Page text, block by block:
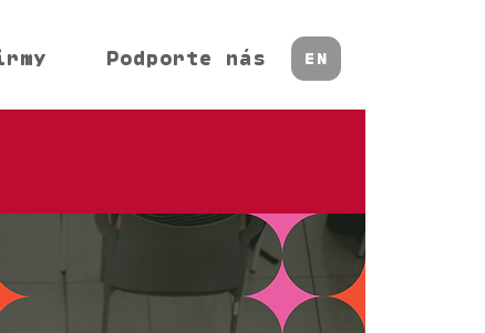
Podporte nás EN